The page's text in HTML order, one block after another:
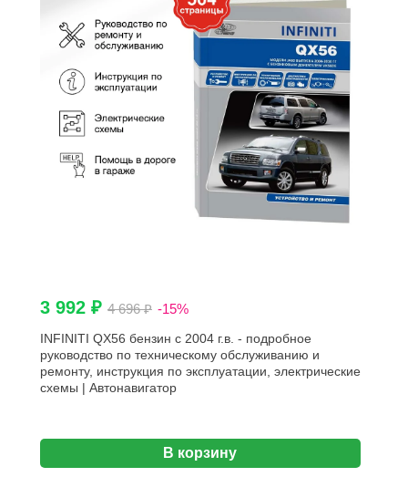
3 992 ₽ 4 696 ₽ -15%
INFINITI QX56 бензин с 2004 г.в. - подробное
руководство по техническому обслуживанию и
ремонту, инструкция по эксплуатации, электрические
схемы | Автонавигатор
В корзину